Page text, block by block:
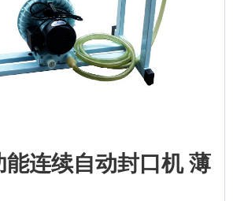
能连续自动封口机 薄